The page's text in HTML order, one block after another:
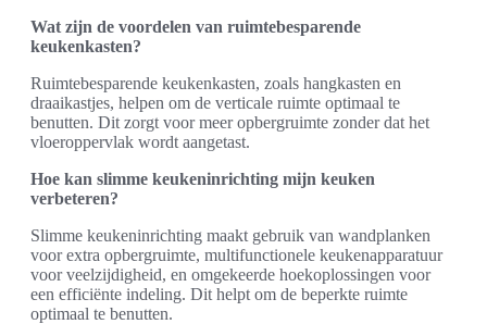
Wat zijn de voordelen van ruimtebesparende
keukenkasten?
Ruimtebesparende keukenkasten, zoals hangkasten en
draaikastjes, helpen om de verticale ruimte optimaal te
benutten. Dit zorgt voor meer opbergruimte zonder dat het
vloeroppervlak wordt aangetast.
Hoe kan slimme keukeninrichting mijn keuken
verbeteren?
Slimme keukeninrichting maakt gebruik van wandplanken
voor extra opbergruimte, multifunctionele keukenapparatuur
voor veelzijdigheid, en omgekeerde hoekoplossingen voor
een efficiënte indeling. Dit helpt om de beperkte ruimte
optimaal te benutten.